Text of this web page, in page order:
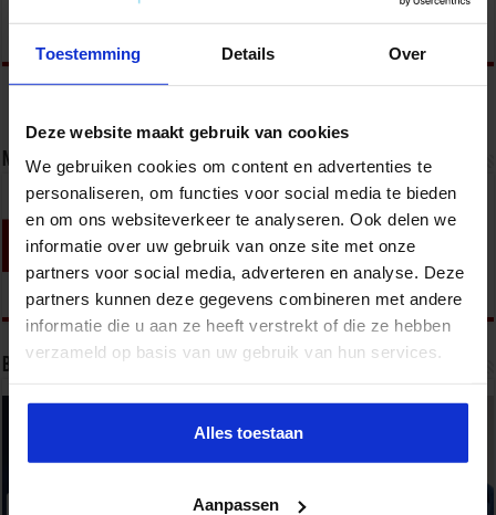
Toestemming Details Over
Deze website maakt gebruik van cookies
We gebruiken cookies om content en advertenties te
personaliseren, om functies voor social media te bieden
en om ons websiteverkeer te analyseren. Ook delen we
informatie over uw gebruik van onze site met onze
partners voor social media, adverteren en analyse. Deze
partners kunnen deze gegevens combineren met andere
informatie die u aan ze heeft verstrekt of die ze hebben
verzameld op basis van uw gebruik van hun services.
Alles toestaan
Aanpassen
Nieuwsbrief
Bekijk onze opleidingen